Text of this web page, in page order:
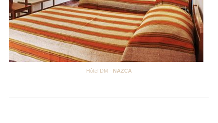
Hôtel DM - NAZCA